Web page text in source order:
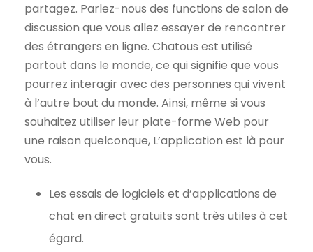
partagez. Parlez-nous des functions de salon de
discussion que vous allez essayer de rencontrer
des étrangers en ligne. Chatous est utilisé
partout dans le monde, ce qui signifie que vous
pourrez interagir avec des personnes qui vivent
à l’autre bout du monde. Ainsi, même si vous
souhaitez utiliser leur plate-forme Web pour
une raison quelconque, L’application est là pour
vous.
Les essais de logiciels et d’applications de
chat en direct gratuits sont très utiles à cet
égard.